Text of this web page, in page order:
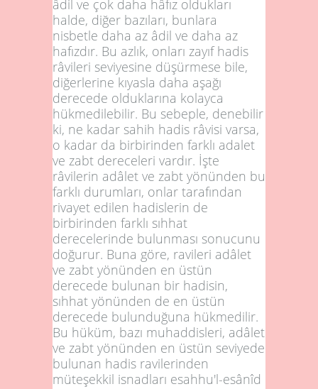
âdil ve çok daha hâfız oldukları
halde, diğer bazıları, bunlara
nisbetle daha az âdil ve daha az
hafızdır. Bu azlık, onları zayıf hadis
râvileri seviyesine düşürmese bile,
diğerlerine kıyasla daha aşağı
derecede olduklarına kolayca
hükmedilebilir. Bu sebeple, denebilir
ki, ne kadar sahih hadis râvisi varsa,
o kadar da birbirinden farklı adalet
ve zabt dereceleri vardır. İşte
râvilerin adâlet ve zabt yönünden bu
farklı durumları, onlar tarafından
rivayet edilen hadislerin de
birbirinden farklı sıhhat
derecelerinde bulunması sonucunu
doğurur. Buna göre, ravileri adâlet
ve zabt yönünden en üstün
derecede bulunan bir hadisin,
sıhhat yönünden de en üstün
derecede bulunduğuna hükmedilir.
Bu hüküm, bazı muhaddisleri, adâlet
ve zabt yönünden en üstün seviyede
bulunan hadis ravilerinden
müteşekkil isnadları esahhu'l-esânîd